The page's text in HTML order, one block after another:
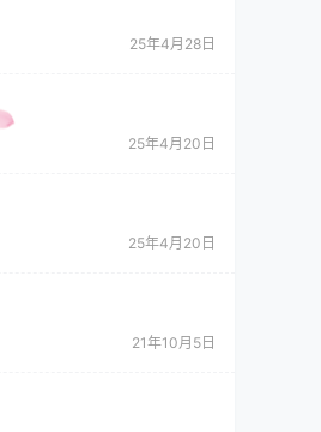
25年4月28日
25年4月20日
25年4月20日
21年10月5日